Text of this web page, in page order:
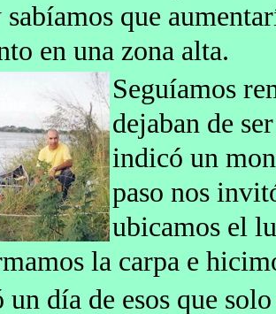
sabíamos que
en una zona alta.
Seguíamos
dejaban de
indicó un
paso nos
ubicamos el
la carpa e
día de esos que